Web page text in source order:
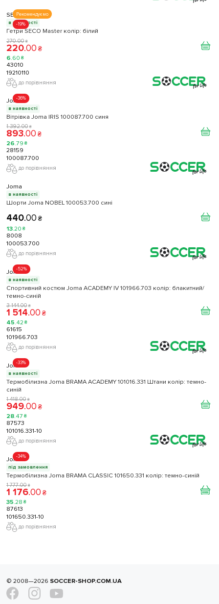
Рекомендуємо
-19%
SECO
в наявності
Гетри SECO Master колір: білий
270.00 ₴
220.00 ₴
6.60 ₴
43010
19210110
до порівняння
-36%
Joma
в наявності
Вітрівка Joma IRIS 100087.700 синя
1 392.00 ₴
893.00 ₴
26.79 ₴
28159
100087.700
до порівняння
Joma
в наявності
Шорти Joma NOBEL 100053.700 сині
440.00 ₴
13.20 ₴
8008
100053.700
до порівняння
-52%
Joma
в наявності
Спортивний костюм Joma ACADEMY IV 101966.703 колір: блакитний/
темно-синій
3 144.00 ₴
1 514.00 ₴
45.42 ₴
61615
101966.703
до порівняння
-33%
Joma
в наявності
Термобілизна Joma BRAMA ACADEMY 101016.331 Штани колір: темно-
синій
1 418.00 ₴
949.00 ₴
28.47 ₴
87573
101016.331-10
до порівняння
-34%
Joma
під замовлення
Термобілизна Joma BRAMA CLASSIC 101650.331 колір: темно-синій
1 777.00 ₴
1 176.00 ₴
35.28 ₴
87613
101650.331-10
до порівняння
© 2008—2026 SOCCER-SHOP.COM.UA